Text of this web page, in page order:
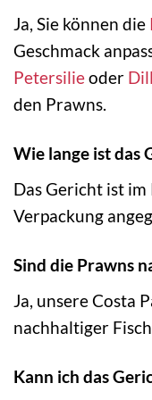
Ja, Sie können die
Geschmack
Petersilieoder Dill
den Prawns.
Wie lange ist das
Das Gericht ist
Verpackung
Sind die Prawns
Ja, unsere Costa
nachhaltiger
Kann ich das